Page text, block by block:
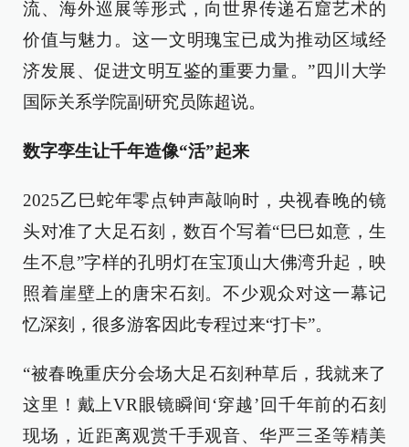
流、海外巡展等形式，向世界传递石窟艺术的
价值与魅力。这一文明瑰宝已成为推动区域经
济发展、促进文明互鉴的重要力量。”四川大学
国际关系学院副研究员陈超说。
数字孪生让千年造像“活”起来
2025乙巳蛇年零点钟声敲响时，央视春晚的镜
头对准了大足石刻，数百个写着“巳巳如意，生
生不息”字样的孔明灯在宝顶山大佛湾升起，映
照着崖壁上的唐宋石刻。不少观众对这一幕记
忆深刻，很多游客因此专程过来“打卡”。
“被春晚重庆分会场大足石刻种草后，我就来了
这里！戴上VR眼镜瞬间‘穿越’回千年前的石刻
现场，近距离观赏千手观音、华严三圣等精美